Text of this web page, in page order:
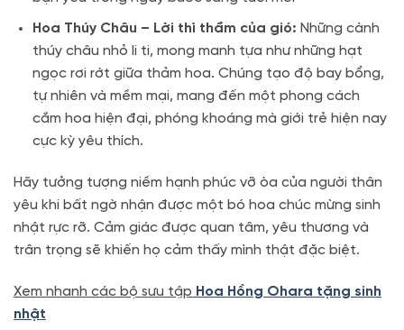
Hoa Thúy Châu – Lời thì thầm của gió: Những cành
thúy châu nhỏ li ti, mong manh tựa như những hạt
ngọc rơi rớt giữa thảm hoa. Chúng tạo độ bay bổng,
tự nhiên và mềm mại, mang đến một phong cách
cắm hoa hiện đại, phóng khoáng mà giới trẻ hiện nay
cực kỳ yêu thích.
Hãy tưởng tượng niềm hạnh phúc vỡ òa của người thân
yêu khi bất ngờ nhận được một bó hoa chúc mừng sinh
nhật rực rỡ. Cảm giác được quan tâm, yêu thương và
trân trọng sẽ khiến họ cảm thấy mình thật đặc biệt.
Xem nhanh các bộ sưu tập Hoa Hồng Ohara tặng sinh
nhật